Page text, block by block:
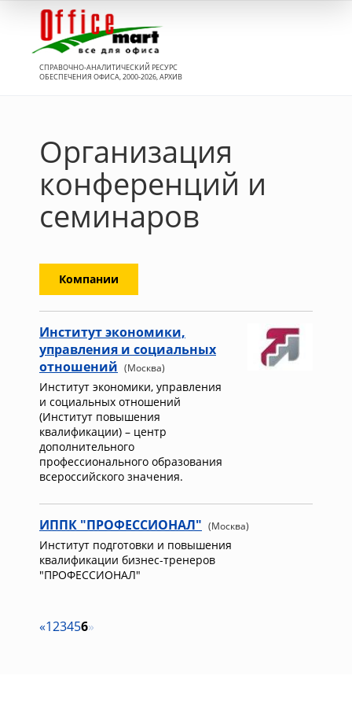
СПРАВОЧНО-АНАЛИТИЧЕСКИЙ РЕСУРС
ОБЕСПЕЧЕНИЯ ОФИСА, 2000-2026, АРХИВ
Организация
конференций и
семинаров
Компании
Институт экономики,
управления и социальных
отношений (Москва)
Институт экономики, управления
и социальных отношений
(Институт повышения
квалификации) – центр
дополнительного
профессионального образования
всероссийского значения.
ИППК "ПРОФЕССИОНАЛ" (Москва)
Институт подготовки и повышения
квалификации бизнес-тренеров
"ПРОФЕССИОНАЛ"
«123456»